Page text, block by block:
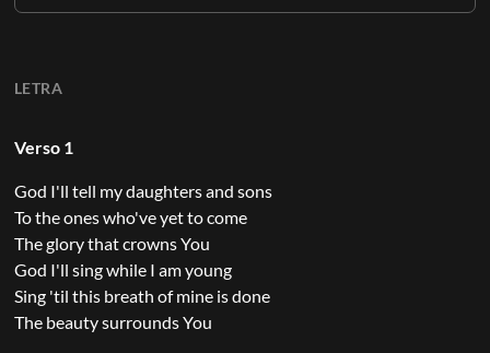
LETRA
Verso 1
God I'll tell my daughters and sons
To the ones who've yet to come
The glory that crowns You
God I'll sing while I am young
Sing 'til this breath of mine is done
The beauty surrounds You